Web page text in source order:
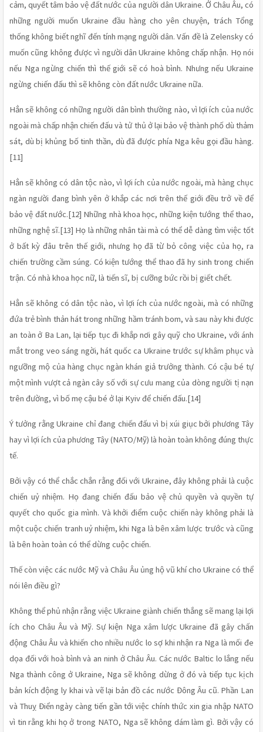
cảm, quyết tâm bảo vệ đất nước của người dân Ukraine. Ở Châu Âu, có
những người muốn Ukraine đầu hàng cho yên chuyện, trách Tổng
thống không biết nghĩ đến tính mạng người dân. Vấn đề là Zelensky có
muốn cũng không được vì người dân Ukraine không chấp nhận. Họ nói
nếu Nga ngừng chiến thì thế giới sẽ có hoà bình. Nhưng nếu Ukraine
ngừng chiến đấu thì sẽ không còn đất nước Ukraine nữa.
Hẳn sẽ không có những người dân bình thường nào, vì lợi ích của nước
ngoài mà chấp nhận chiến đấu và tử thủ ở lại bảo vệ thành phố dù thảm
sát, dù bị khủng bố tinh thần, dù đã được phía Nga kêu gọi đầu hàng.
[11]
Hẳn sẽ không có dân tộc nào, vì lợi ích của nước ngoài, mà hàng chục
ngàn người đang bình yên ở khắp các nơi trên thế giới đều trở về để
bảo vệ đất nước.[12] Những nhà khoa học, những kiện tướng thể thao,
những nghệ sĩ.[13] Họ là những nhân tài mà có thể dễ dàng tìm việc tốt
ở bất kỳ đâu trên thế giới, nhưng họ đã từ bỏ công việc của họ, ra
chiến trường cầm súng. Có kiện tướng thể thao đã hy sinh trong chiến
trận. Có nhà khoa học nữ, là tiến sĩ, bị cưỡng bức rồi bị giết chết.
Hẳn sẽ không có dân tộc nào, vì lợi ích của nước ngoài, mà có những
đứa trẻ bình thản hát trong những hầm tránh bom, và sau này khi được
an toàn ở Ba Lan, lại tiếp tục đi khắp nơi gây quỹ cho Ukraine, với ánh
mắt trong veo sáng ngời, hát quốc ca Ukraine trước sự khâm phục và
ngưỡng mộ của hàng chục ngàn khán giả trưởng thành. Có cậu bé tự
một mình vượt cả ngàn cây số với sự cưu mang của dòng người tị nạn
trên đường, vì bố mẹ cậu bé ở lại Kyiv để chiến đấu.[14]
Ý tưởng rằng Ukraine chỉ đang chiến đấu vì bị xúi giục bởi phương Tây
hay vì lợi ích của phương Tây (NATO/Mỹ) là hoàn toàn không đúng thực
tế.
Bởi vậy có thể chắc chắn rằng đối với Ukraine, đây không phải là cuộc
chiến uỷ nhiệm. Họ đang chiến đấu bảo vệ chủ quyền và quyền tự
quyết cho quốc gia mình. Và khởi điểm cuộc chiến này không phải là
một cuộc chiến tranh uỷ nhiệm, khi Nga là bên xâm lược trước và cũng
là bên hoàn toàn có thể dừng cuộc chiến.
Thế còn việc các nước Mỹ và Châu Âu ủng hộ vũ khí cho Ukraine có thể
nói lên điều gì?
Không thể phủ nhận rằng việc Ukraine giành chiến thắng sẽ mang lại lợi
ích cho Châu Âu và Mỹ. Sự kiện Nga xâm lược Ukraine đã gây chấn
động Châu Âu và khiến cho nhiều nước lo sợ khi nhận ra Nga là mối đe
dọa đối với hoà bình và an ninh ở Châu Âu. Các nước Baltic lo lắng nếu
Nga thành công ở Ukraine, Nga sẽ không dừng ở đó và tiếp tục kịch
bản kích động ly khai và vẽ lại bản đồ các nước Đông Âu cũ. Phần Lan
và Thuỵ Điển ngày càng tiến gần tới việc chính thức xin gia nhập NATO
vì tin rằng khi họ ở trong NATO, Nga sẽ không dám làm gì. Bởi vậy có